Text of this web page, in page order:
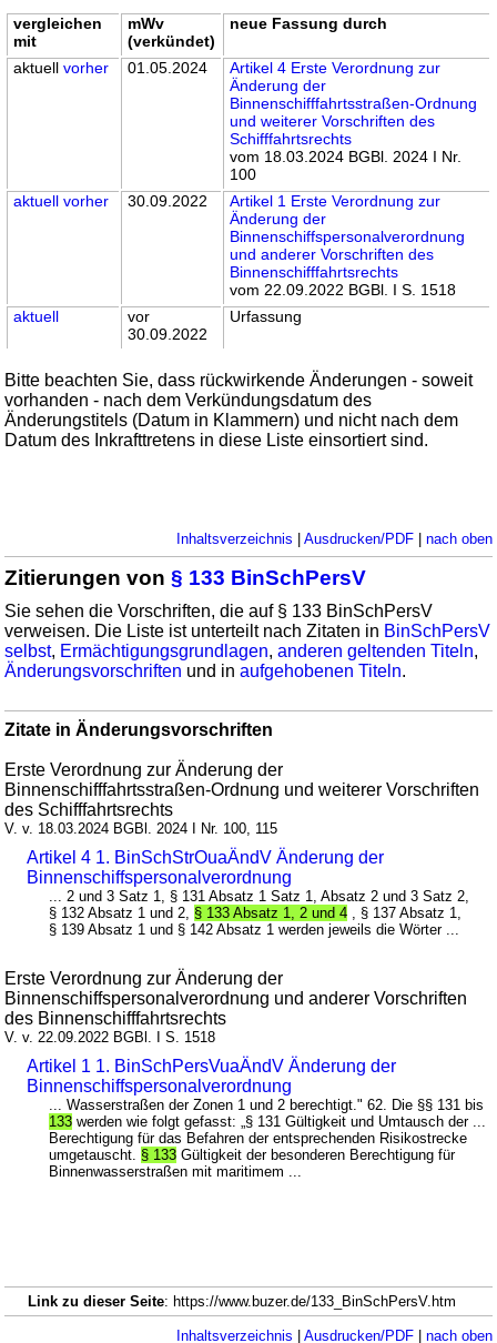
vergleichen
mit
mWv
(verkündet)
neue Fassung durch
aktuellvorher 01.05.2024
Artikel 4 Erste Verordnung zur
Änderung der
Binnenschifffahrtsstraßen-Ordnung
und weiterer Vorschriften des
Schifffahrtsrechts
vom 18.03.2024 BGBl. 2024 I Nr.
100
aktuell vorher 30.09.2022
Artikel 1 Erste Verordnung zur
Änderung der
Binnenschiffspersonalverordnung
und anderer Vorschriften des
Binnenschifffahrtsrechts
vom 22.09.2022 BGBl. I S. 1518
aktuell
vor
30.09.2022
Urfassung
Bitte beachten Sie, dass rückwirkende Änderungen - soweit
vorhanden - nach dem Verkündungsdatum des
Änderungstitels (Datum in Klammern) und nicht nach dem
Datum des Inkrafttretens in diese Liste einsortiert sind.
Inhaltsverzeichnis | Ausdrucken/PDF| nach oben
Zitierungen von§ 133 BinSchPersV
Sie sehen die Vorschriften, die auf § 133 BinSchPersV
verweisen. Die Liste ist unterteilt nach Zitaten in BinSchPersV
selbst, Ermächtigungsgrundlagen,anderen geltenden Titeln,
Änderungsvorschriften und inaufgehobenen Titeln.
Zitate in Änderungsvorschriften
Erste Verordnung zur Änderung der
Binnenschifffahrtsstraßen-Ordnung und weiterer Vorschriften
des Schifffahrtsrechts
V. v. 18.03.2024 BGBl. 2024 I Nr. 100, 115
Artikel 4 1. BinSchStrOuaÄndV Änderung der
Binnenschiffspersonalverordnung
... 2 und 3 Satz 1, § 131 Absatz 1 Satz 1, Absatz 2 und 3 Satz 2,
§ 132 Absatz 1 und 2, § 133 Absatz 1, 2 und 4 , § 137 Absatz 1,
§ 139 Absatz 1 und § 142 Absatz 1 werden jeweils die Wörter ...
Erste Verordnung zur Änderung der
Binnenschiffspersonalverordnung und anderer Vorschriften
des Binnenschifffahrtsrechts
V. v. 22.09.2022 BGBl. I S. 1518
Artikel 1 1. BinSchPersVuaÄndV Änderung der
Binnenschiffspersonalverordnung
... Wasserstraßen der Zonen 1 und 2 berechtigt." 62. Die §§ 131 bis
133 werden wie folgt gefasst: „§ 131 Gültigkeit und Umtausch der ...
Berechtigung für das Befahren der entsprechenden Risikostrecke
umgetauscht. § 133 Gültigkeit der besonderen Berechtigung für
Binnenwasserstraßen mit maritimem ...
Link zu dieser Seite: https://www.buzer.de/133_BinSchPersV.htm
Inhaltsverzeichnis | Ausdrucken/PDF| nach oben